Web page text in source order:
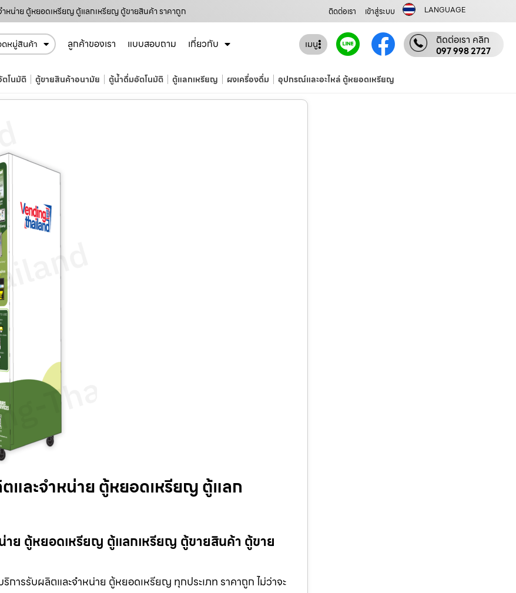
หน่าย ตู้หยอดเหรียญ ตู้แลกเหรียญ ตู้ขายสินค้า ราคาถูก ติดต่อเรา เข้าสู่ระบบ LANGUAGE
หมู่สินค้า ลูกค้าของเรา แบบสอบถาม เกี่ยวกับ เมนู ติดต่อเรา คลิก
097 998 2727
โนมัติ ตู้ขายสินค้าอนามัย ตู้น้ำดื่มอัตโนมัติ ตู้แลกเหรียญ ผงเครื่องดื่ม อุปกรณ์และอะไหล่ ตู้หยอดเหรียญ
ละจำหน่าย ตู้หยอดเหรียญ ตู้แลก
ย ตู้หยอดเหรียญ ตู้แลกเหรียญ ตู้ขายสินค้า ตู้ขาย
รรับผลิตและจำหน่าย ตู้หยอดเหรียญ ทุกประเภท ราคาถูก ไม่ว่าจะ